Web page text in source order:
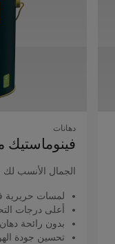
دهانات
فينوماستيك
الجمال الأنسب لك
لمسات حريرية
أعلى درجات
بدون رائحة دهان
تحسين جودة